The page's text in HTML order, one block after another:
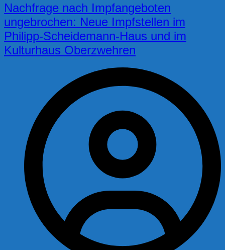
Nachfrage nach Impfangeboten
ungebrochen: Neue Impfstellen im
Philipp-Scheidemann-Haus und im
Kulturhaus Oberzwehren